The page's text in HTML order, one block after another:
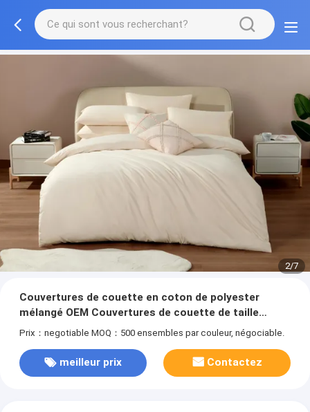
2/7
Couvertures de couette en coton de polyester
mélangé OEM Couvertures de couette de taille
queen
Prix：negotiable MOQ：500 ensembles par couleur, négociable.
meilleur prix Contactez